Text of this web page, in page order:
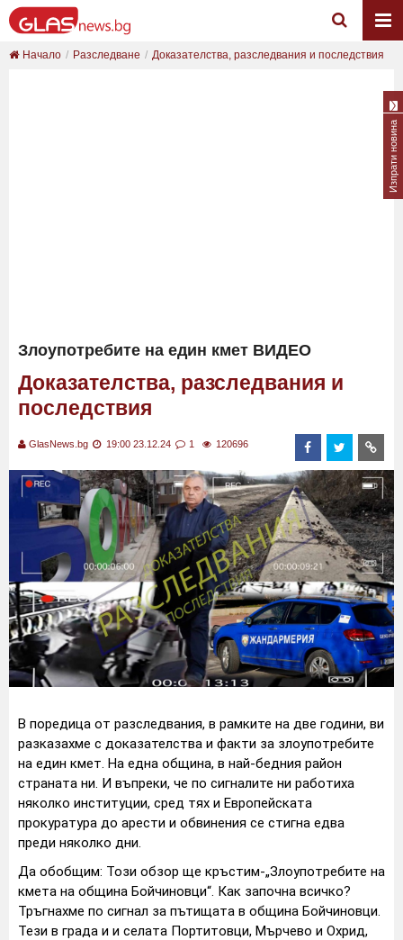
Начало Разследване Доказателства, разследвания и последствия
Злоупотребите на един кмет ВИДЕО
Доказателства, разследвания и
последствия
GlasNews.bg 19:00 23.12.24 1 120696
В поредица от разследвания, в рамките на две години, ви
разказахме с доказателства и факти за злоупотребите
на един кмет. На една община, в най-бедния район
страната ни. И въпреки, че по сигналите ни работиха
няколко институции, сред тях и Европейската
прокуратура до арести и обвинения се стигна едва
преди няколко дни.
Да обобщим: Този обзор ще кръстим-„Злоупотребите на
кмета на община Бойчиновци“. Как започна всичко?
Тръгнахме по сигнал за пътищата в община Бойчиновци.
Тези в града и и селата Портитовци, Мърчево и Охрид,
Изпрати новина